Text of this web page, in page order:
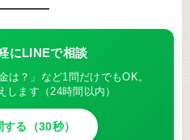
にLINEで相談
は？」など1問だけでもOK。
ます（24時間以内）
る（30秒）